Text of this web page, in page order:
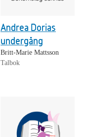
Andrea Dorias
undergång
Britt-Marie Mattsson
Talbok